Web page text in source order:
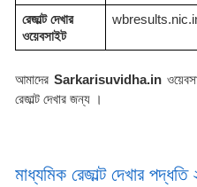
রেজাল্ট দেখার
ওয়েবসাইট
আমাদের Sarkarisuvidha.in
রেজাল্ট দেখার জন্য ।
মাধ্যমিক রেজাল্ট দেখার